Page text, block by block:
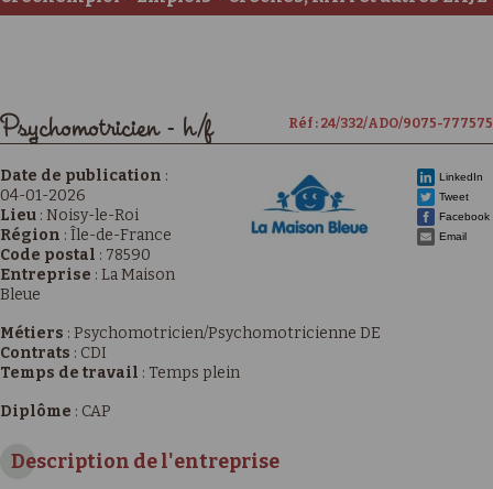
Psychomotricien - h/f
Réf : 24/332/ADO/9075-777575
Psychomotricien - h/f
LinkedIn
Tweet
Facebook
Email
Date de publication :
04-01-2026
Lieu : Noisy-le-Roi
Région : Île-de-France
Code postal : 78590
Entreprise : La Maison
Bleue
Métiers : Psychomotricien/Psychomotricienne DE
Contrats : CDI
Temps de travail : Temps plein
Diplôme : CAP
Description de l'entreprise